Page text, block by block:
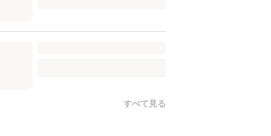
すべて見る